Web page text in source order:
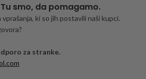
smo, da pomagamo.
ki so jih postavili naši kupci.
za stranke.